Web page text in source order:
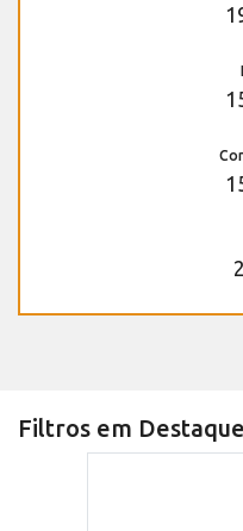
Filtros em Destaque